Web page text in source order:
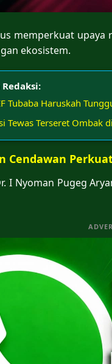
memperkuat
ekosistem.
Tubaba Haruskah
Tewas Terseret Ombak
Cendawan
I Nyoman Pugeg